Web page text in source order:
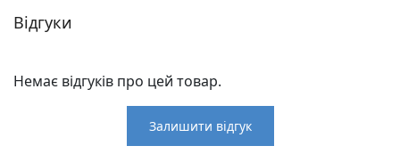
Відгуки
Немає відгуків про цей товар.
Залишити відгук